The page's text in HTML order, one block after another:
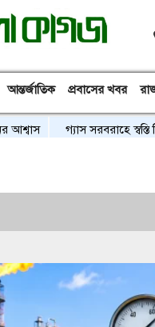
আন্তর্জাতিক প্রবাসের খবর
গ্যাস সরবরাহে স্বস্তি